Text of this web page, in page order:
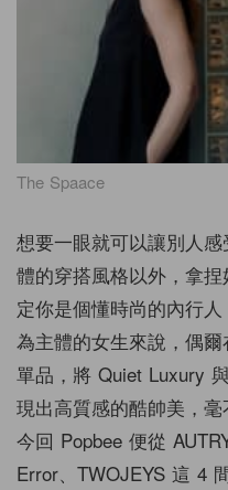
The Spaace
想要一眼就可以讓別人
體的穿搭風格以外，拿
定你是個懂時尚的內行
為主體的女生來說，偶
單品，將 Quiet Luxury
現出高質感的酷帥美，
今回 Popbee 便從
Error、TWOJEYS 這 4